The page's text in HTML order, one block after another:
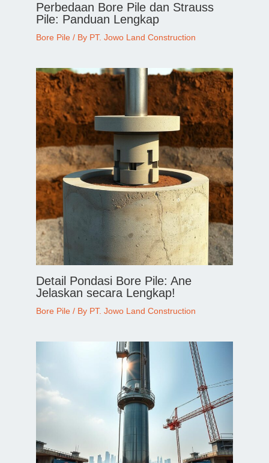
Perbedaan Bore Pile dan Strauss
Pile: Panduan Lengkap
Bore Pile / By PT. Jowo Land Construction
Detail Pondasi Bore Pile: Ane
Jelaskan secara Lengkap!
Bore Pile / By PT. Jowo Land Construction